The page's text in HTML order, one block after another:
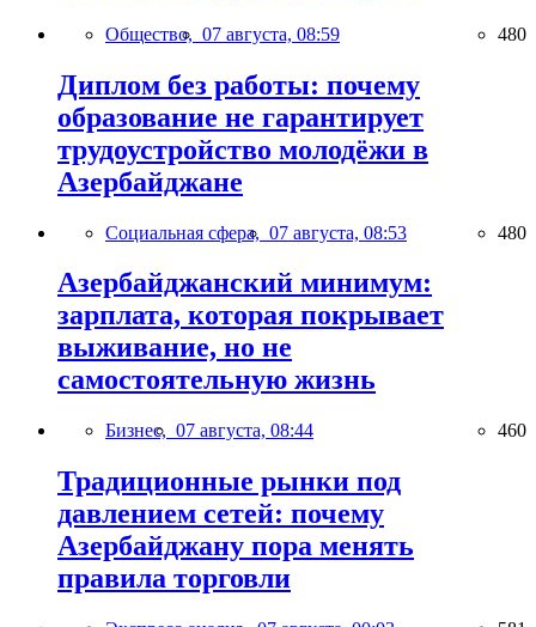
Общество, 07 августа, 08:59 480
Диплом без работы: почему
образование не гарантирует
трудоустройство молодёжи в
Азербайджане
Социальная сфера, 07 августа, 08:53 480
Азербайджанский минимум:
зарплата, которая покрывает
выживание, но не
самостоятельную жизнь
Бизнес, 07 августа, 08:44 460
Традиционные рынки под
давлением сетей: почему
Азербайджану пора менять
правила торговли